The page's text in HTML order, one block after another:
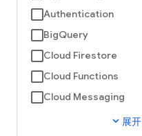
Authentication
BigQuery
Cloud Firestore
Cloud Functions
Cloud Messaging
expand_more 展开